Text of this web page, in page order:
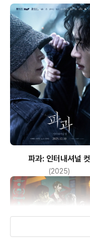
파과: 인터내셔널 컷
(2025)